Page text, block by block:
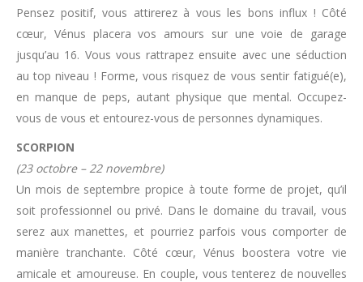
Pensez positif, vous attirerez à vous les bons influx ! Côté
cœur, Vénus placera vos amours sur une voie de garage
jusqu’au 16. Vous vous rattrapez ensuite avec une séduction
au top niveau ! Forme, vous risquez de vous sentir fatigué(e),
en manque de peps, autant physique que mental. Occupez-
vous de vous et entourez-vous de personnes dynamiques.
SCORPION
(23 octobre – 22 novembre)
Un mois de septembre propice à toute forme de projet, qu’il
soit professionnel ou privé. Dans le domaine du travail, vous
serez aux manettes, et pourriez parfois vous comporter de
manière tranchante. Côté cœur, Vénus boostera votre vie
amicale et amoureuse. En couple, vous tenterez de nouvelles